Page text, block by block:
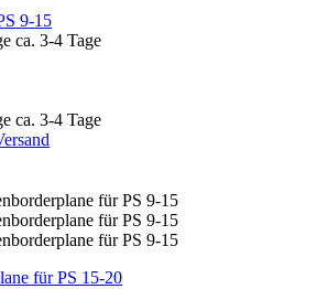
9-15
ca. 3-4 Tage
ca. 3-4 Tage